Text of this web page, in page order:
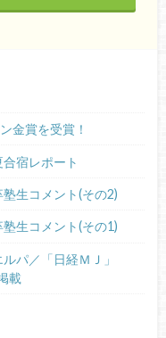
金賞を受賞！
合宿レポート
塾生コメント(その2)
塾生コメント(その1)
パ／「日経ＭＪ」
載